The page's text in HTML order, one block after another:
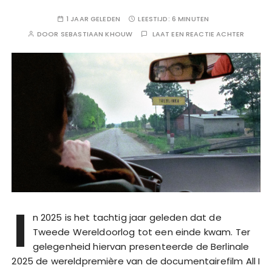
1 JAAR GELEDEN LEESTIJD: 6 MINUTEN
DOOR SEBASTIAAN KHOUW LAAT EEN REACTIE ACHTER
I
n 2025 is het tachtig jaar geleden dat de
Tweede Wereldoorlog tot een einde kwam. Ter
gelegenheid hiervan presenteerde de Berlinale
2025 de wereldpremière van de documentairefilm All I